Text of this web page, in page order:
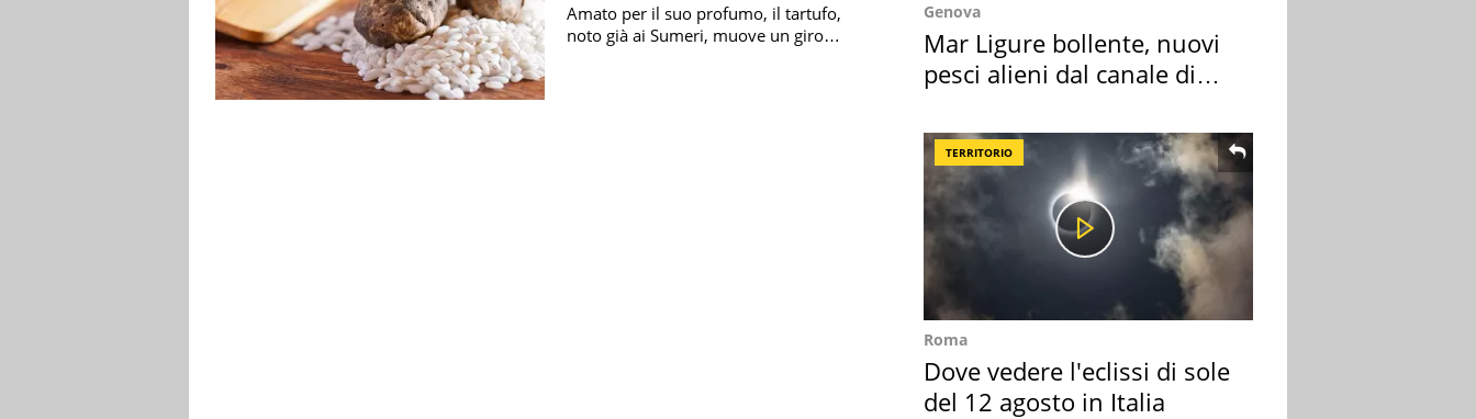
Amato per il suo profumo, il tartufo,
noto già ai Sumeri, muove un giro
Genova
Mar Ligure bollente, nuovi
pesci alieni dal canale di
TERRITORIO
Roma
Dove vedere l'eclissi di sole
del 12 agosto in Italia